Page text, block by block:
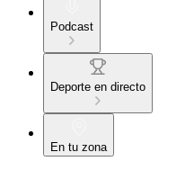
Podcast
Deporte en directo
En tu zona